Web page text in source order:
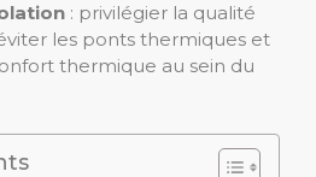
: privilégier la qualité
les ponts thermiques et
thermique au sein du